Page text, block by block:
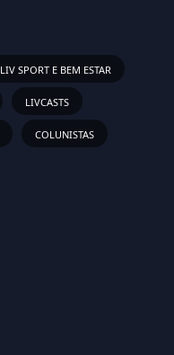
LIV SPORT E BEM ESTAR
LIVCASTS
COLUNISTAS